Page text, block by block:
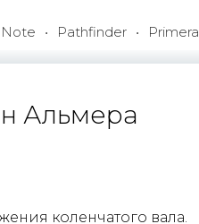
Note Pathfinder Primera
Альмера
коленчатого вала.